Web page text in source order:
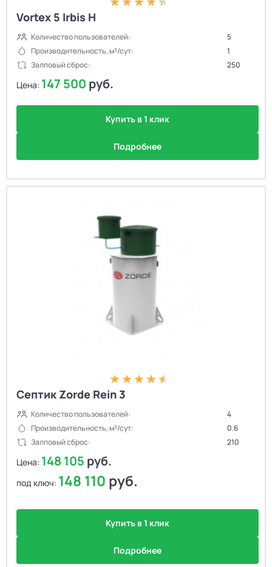
Vortex 5 Irbis H
Количество пользователей:
5
Производительность, м³/сут:
1
Залповый сброс:
250
Цена: 147 500 руб.
Купить в 1 клик
Подробнее
Септик Zorde Rein 3
Количество пользователей:
4
Производительность, м³/сут:
0.6
Залповый сброс:
210
Цена: 148 105 руб.
под ключ: 148 110 руб.
Купить в 1 клик
Подробнее